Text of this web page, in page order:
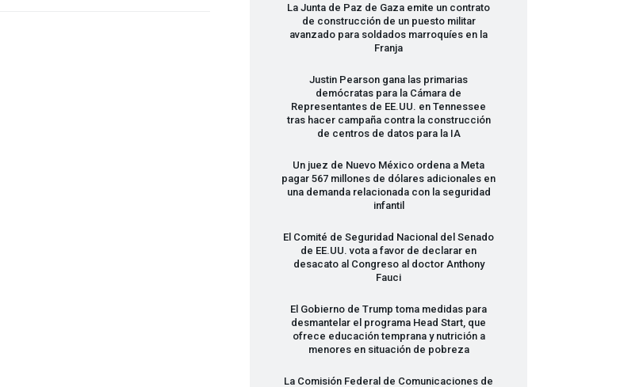
La Junta de Paz de Gaza emite un contrato
de construcción de un puesto militar
avanzado para soldados marroquíes en la
Franja
Justin Pearson gana las primarias
demócratas para la Cámara de
Representantes de EE.UU. en Tennessee
tras hacer campaña contra la construcción
de centros de datos para la IA
Un juez de Nuevo México ordena a Meta
pagar 567 millones de dólares adicionales en
una demanda relacionada con la seguridad
infantil
El Comité de Seguridad Nacional del Senado
de EE.UU. vota a favor de declarar en
desacato al Congreso al doctor Anthony
Fauci
El Gobierno de Trump toma medidas para
desmantelar el programa Head Start, que
ofrece educación temprana y nutrición a
menores en situación de pobreza
La Comisión Federal de Comunicaciones de